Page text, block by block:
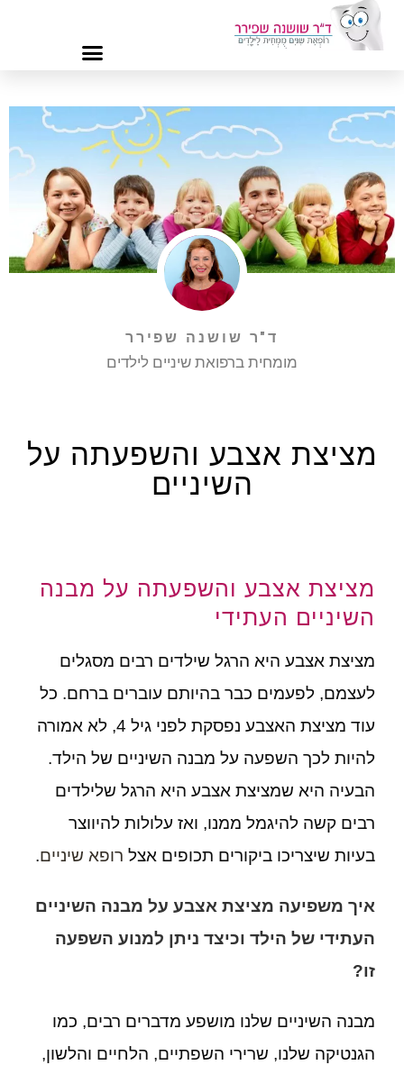
ד"ר שושנה שפירר
מומחית ברפואת שיניים לילדים
מציצת אצבע והשפעתה על
השיניים
מציצת אצבע והשפעתה על מבנה
השיניים העתידי
מציצת אצבע היא הרגל שילדים רבים מסגלים
לעצמם, לפעמים כבר בהיותם עוברים ברחם. כל
עוד מציצת האצבע נפסקת לפני גיל 4, לא אמורה
להיות לכך השפעה על מבנה השיניים של הילד.
הבעיה היא שמציצת אצבע היא הרגל שלילדים
רבים קשה להיגמל ממנו, ואז עלולות להיווצר
בעיות שיצריכו ביקורים תכופים אצל רופא שיניים.
איך משפיעה מציצת אצבע על מבנה השיניים
העתידי של הילד וכיצד ניתן למנוע השפעה
זו?
מבנה השיניים שלנו מושפע מדברים רבים, כמו
הגנטיקה שלנו, שרירי השפתיים, הלחיים והלשון,